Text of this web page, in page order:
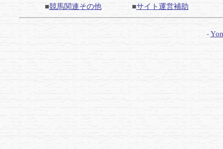
■競馬関連その他 ■サイト運営補助
-